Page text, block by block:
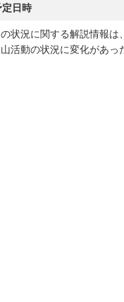
日時
状況に関する解説情報は
活動の状況に変化があっ